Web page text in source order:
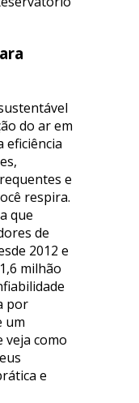
do ar em
eficiência
e
respira.
que
de
2012 e
milhão
por
um
como
e